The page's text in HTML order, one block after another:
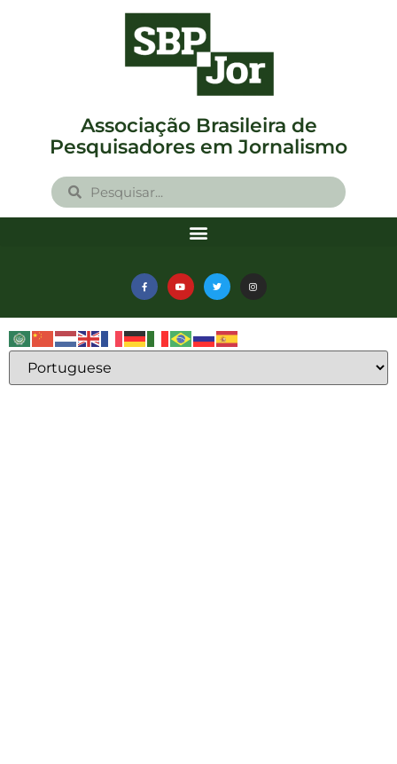
Associação Brasileira de
Pesquisadores em Jornalismo